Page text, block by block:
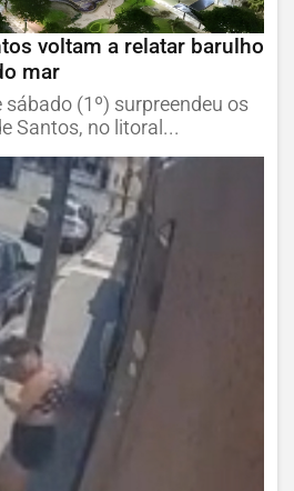
voltam a relatar barulho
mar
(1º) surpreendeu os
Santos, no litoral...